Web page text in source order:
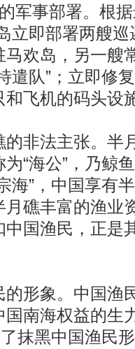
军事部署。根
立即部署两艘
欢岛，另一艘
遣队”；立即修
飞机的码头设
非法主张。半
“海公”，乃鲸
海”，中国享有
礁丰富的渔业
国渔民，正是
形象。中国渔
南海权益的生
抹黑中国渔民